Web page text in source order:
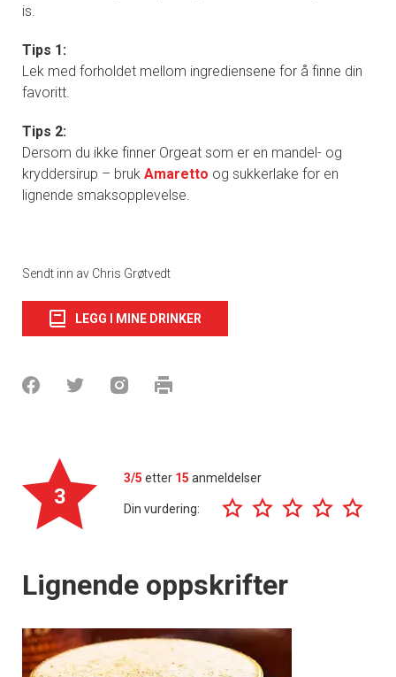
is.
Tips 1:
Lek med forholdet mellom ingrediensene for å finne din
favoritt.
Tips 2:
Dersom du ikke finner Orgeat som er en mandel- og
kryddersirup – bruk Amaretto og sukkerlake for en
lignende smaksopplevelse.
Sendt inn av Chris Grøtvedt
LEGG I MINE DRINKER
3
3/5 etter 15 anmeldelser
Din vurdering:
Lignende oppskrifter